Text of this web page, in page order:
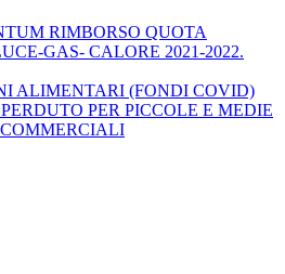
RIMBORSO QUOTA
GAS- CALORE 2021-2022.
ALIMENTARI (FONDI COVID)
PER PICCOLE E MEDIE